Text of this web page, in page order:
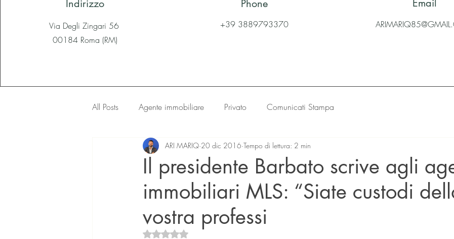
Indirizzo
Via Degli Zingari 56
00184 Roma (RM)
Phone
+39 3889793370
Email
All Posts Agente immobiliare Privato Comunicati Stampa
Il presidente Barbato scrive agli
immobiliari MLS: “Siate custodi
vostra professi
ARI MARIQ 20 dic 2016 Tempo di lettura: 2 min
Valutazione NaN stelle su 5.